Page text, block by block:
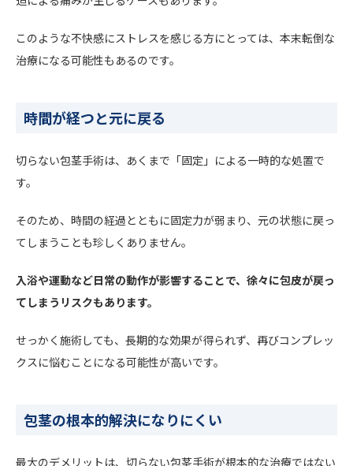
このような不快感にストレスを感じる方にとっては、本末転倒な
治療になる可能性もあるのです。
時間が経つと元に戻る
切らない包茎手術は、あくまで「固定」による一時的な処置で
す。
そのため、時間の経過とともに固定力が弱まり、元の状態に戻っ
てしまうことも珍しくありません。
入浴や運動など日常の動作が影響することで、徐々に包皮が戻っ
てしまうリスクもあります。
せっかく施術しても、長期的な効果が得られず、再びコンプレッ
クスに悩むことになる可能性が高いです。
包茎の根本的解決になりにくい
最大のデメリットは、切らない包茎手術が根本的な治療ではない